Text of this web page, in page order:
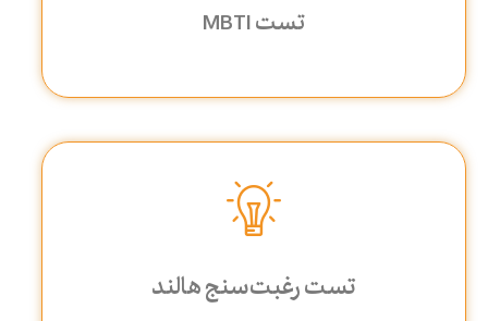
تست MBTI
تست رغبت‌سنج هالند